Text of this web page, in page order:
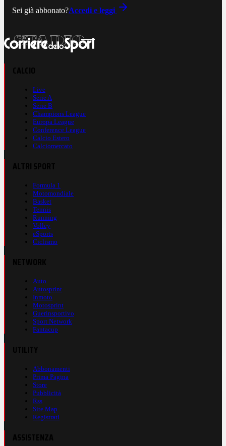
Sei già abbonato?Accedi e leggi
Live
Serie A
Serie B
Champions League
Europa League
Conference League
Calcio Estero
Calciomercato
Formula 1
Motomondiale
Basket
Tennis
Running
Volley
eSports
Ciclismo
Auto
Autosprint
Inmoto
Motosprint
Guerinsportivo
Sport Network
Fantacup
Abbonamenti
Prima Pagina
Store
Pubblicità
Rss
Site Map
Registrati